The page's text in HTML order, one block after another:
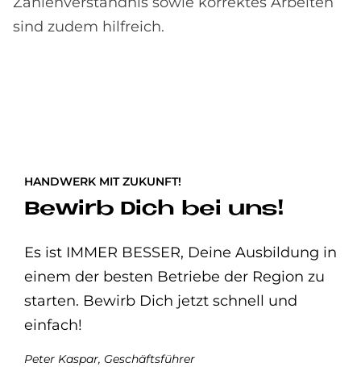
sind zudem hilfreich.
HANDWERK MIT ZUKUNFT!
Bewirb Dich bei uns!
Es ist IMMER BESSER, Deine Ausbildung in
einem der besten Betriebe der Region zu
starten. Bewirb Dich jetzt schnell und
einfach!
Peter Kaspar, Geschäftsführer